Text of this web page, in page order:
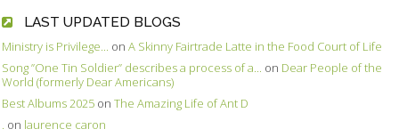
LAST UPDATED BLOGS
Ministry is Privilege... on A Skinny Fairtrade Latte in the Food Court of Life
Song ”One Tin Soldier” describes a process of a... on Dear People of the
World (formerly Dear Americans)
Best Albums 2025 on The Amazing Life of Ant D
. on laurence caron